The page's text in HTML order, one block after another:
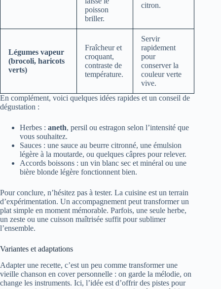
poisson
briller.
citron.
Légumes vapeur
(brocoli, haricots
verts)
Fraîcheur et
croquant,
contraste de
température.
Servir
rapidement
pour
conserver la
couleur verte
vive.
En complément, voici quelques idées rapides et un conseil de
dégustation :
Herbes : aneth, persil ou estragon selon l’intensité que
vous souhaitez.
Sauces : une sauce au beurre citronné, une émulsion
légère à la moutarde, ou quelques câpres pour relever.
Accords boissons : un vin blanc sec et minéral ou une
bière blonde légère fonctionnent bien.
Pour conclure, n’hésitez pas à tester. La cuisine est un terrain
d’expérimentation. Un accompagnement peut transformer un
plat simple en moment mémorable. Parfois, une seule herbe,
un zeste ou une cuisson maîtrisée suffit pour sublimer
l’ensemble.
Variantes et adaptations
Adapter une recette, c’est un peu comme transformer une
vieille chanson en cover personnelle : on garde la mélodie, on
change les instruments. Ici, l’idée est d’offrir des pistes pour